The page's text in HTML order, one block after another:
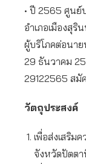
• ปี 2565 ศูนย์
อำเภอเมืองสุริ
ผู้บริโภคต่อนา
29 ธันวาคม
29122565 สมั
วัตถุประสงค์
เพื่อส่งเสริม
จังหวัดปัตต